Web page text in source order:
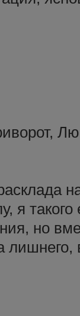
я
но
лишнего,